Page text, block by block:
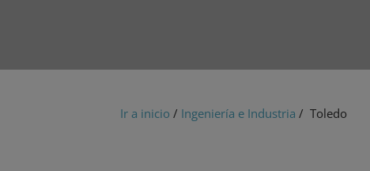
Ir a inicio / Ingeniería e Industria / Toledo